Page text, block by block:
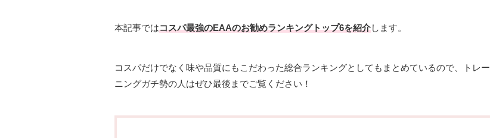
本記事ではコスパ最強のEAAのお勧めランキングトップ6を紹介します。
コスパだけでなく味や品質にもこだわった総合ランキングとしてもまとめているので、トレー
ニングガチ勢の人はぜひ最後までご覧ください！